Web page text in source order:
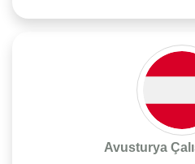
Avusturya